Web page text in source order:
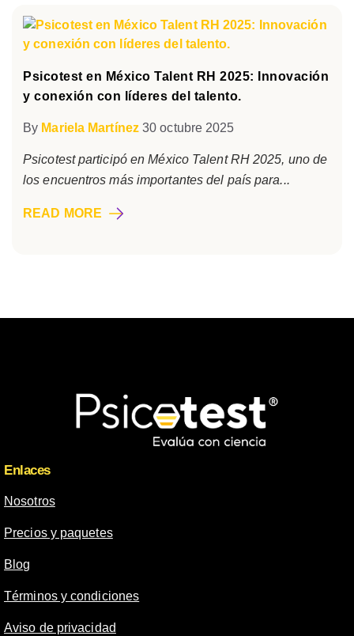
Psicotest en México Talent RH 2025: Innovación
y conexión con líderes del talento.
By Mariela Martínez 30 octubre 2025
Psicotest participó en México Talent RH 2025, uno de
los encuentros más importantes del país para...
READ MORE
Enlaces
Nosotros
Precios y paquetes
Blog
Términos y condiciones
Aviso de privacidad